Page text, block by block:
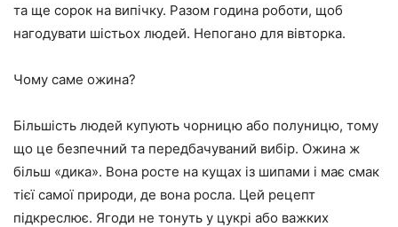
та ще сорок на випічку. Разом година роботи, щоб
нагодувати шістьох людей. Непогано для вівторка.
Чому саме ожина?
Більшість людей купують чорницю або полуницю, тому
що це безпечний та передбачуваний вибір. Ожина ж
більш «дика». Вона росте на кущах із шипами і має смак
тієї самої природи, де вона росла. Цей рецепт
підкреслює. Ягоди не тонуть у цукрі або важких